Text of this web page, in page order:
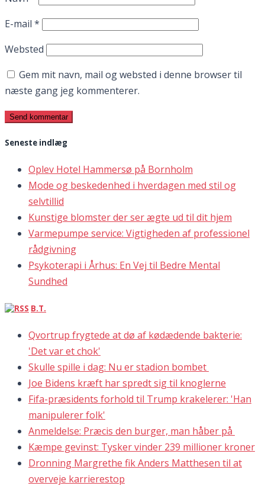
E-mail *
Websted
Gem mit navn, mail og websted i denne browser til
næste gang jeg kommenterer.
Seneste indlæg
Oplev Hotel Hammersø på Bornholm
Mode og beskedenhed i hverdagen med stil og
selvtillid
Kunstige blomster der ser ægte ud til dit hjem
Varmepumpe service: Vigtigheden af professionel
rådgivning
Psykoterapi i Århus: En Vej til Bedre Mental
Sundhed
B.T.
Qvortrup frygtede at dø af kødædende bakterie:
'Det var et chok'
Skulle spille i dag: Nu er stadion bombet
Joe Bidens kræft har spredt sig til knoglerne
Fifa-præsidents forhold til Trump krakelerer: 'Han
manipulerer folk'
Anmeldelse: Præcis den burger, man håber på
Kæmpe gevinst: Tysker vinder 239 millioner kroner
Dronning Margrethe fik Anders Matthesen til at
overveje karrierestop